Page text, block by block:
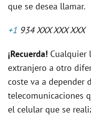
que se desea llamar.
+1 934 XXX XXX XXX
¡Recuerda! Cualquier
extranjero a otro
coste va a depender
telecomunicaciones
el celular que se